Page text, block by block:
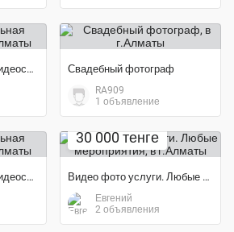
Профессиональная видеосъемка Свадебный фотограф
RA909
1 объявление
Профессиональная видеосъемка
30 000 тенге
Видео фото услуги. Любые мероприятия
Евгений
2 объявления